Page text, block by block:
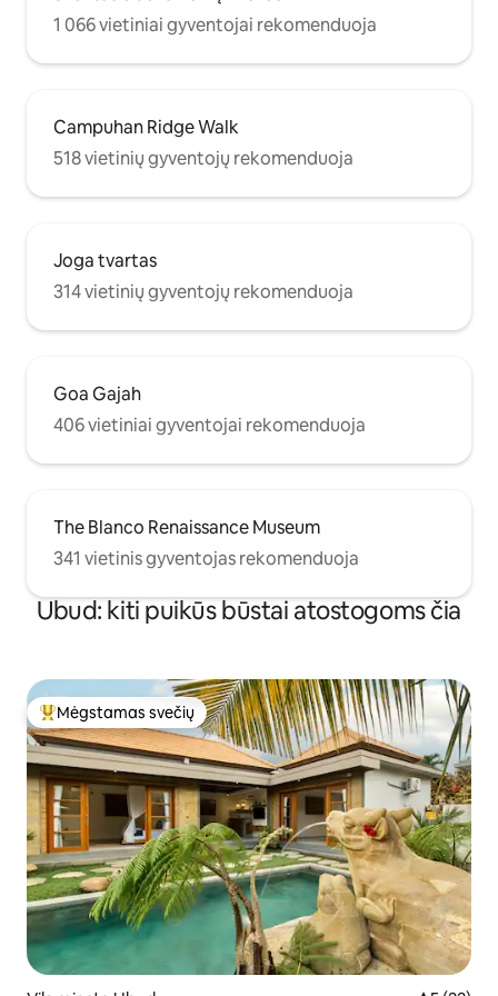
1 066 vietiniai gyventojai rekomenduoja
Campuhan Ridge Walk
518 vietinių gyventojų rekomenduoja
Joga tvartas
314 vietinių gyventojų rekomenduoja
Goa Gajah
406 vietiniai gyventojai rekomenduoja
The Blanco Renaissance Museum
341 vietinis gyventojas rekomenduoja
Ubud: kiti puikūs būstai atostogoms čia
Svečių mėgstamiausias
Mėgstamas svečių